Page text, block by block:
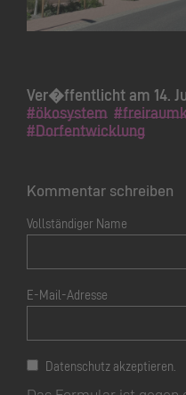
Ver�ffentlicht am 14.
#ökosystem
#Dorfentwicklung
Kommentar schreiben
Vollständiger Name
E-Mail-Adresse
Datenschutz akzeptieren.